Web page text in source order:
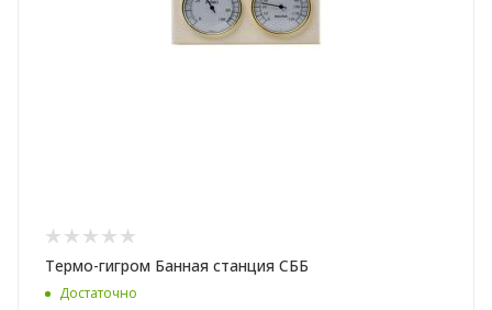
Термо-гигром Банная станция СББ
Достаточно